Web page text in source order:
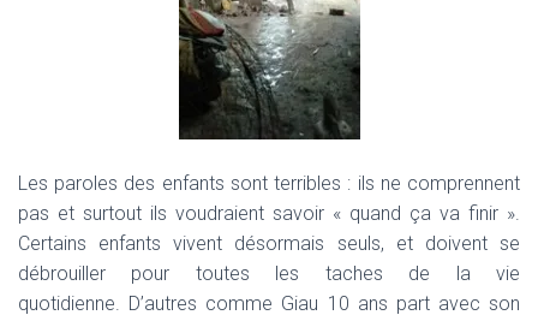
Les paroles des enfants sont terribles : ils ne comprennent
pas et surtout ils voudraient savoir « quand ça va finir ».
Certains enfants vivent désormais seuls, et doivent se
débrouiller pour toutes les taches de la vie
quotidienne. D’autres comme Giau 10 ans part avec son